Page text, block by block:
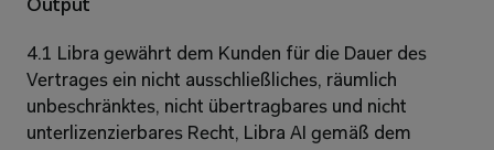
Output
4.1 Libra gewährt dem Kunden für die Dauer des
Vertrages ein nicht ausschließliches, räumlich
unbeschränktes, nicht übertragbares und nicht
unterlizenzierbares Recht, Libra AI gemäß dem